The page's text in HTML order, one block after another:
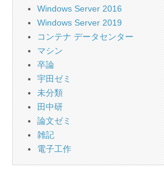
Windows Server 2016
Windows Server 2019
コンテナ データセンター
マシン
卒論
宇田ゼミ
未分類
田中研
論文ゼミ
雑記
電子工作